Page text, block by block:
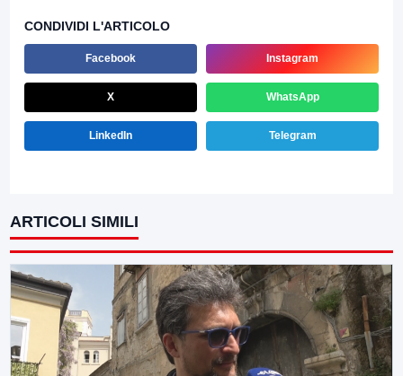
CONDIVIDI L'ARTICOLO
Facebook Instagram
X WhatsApp
LinkedIn Telegram
ARTICOLI SIMILI